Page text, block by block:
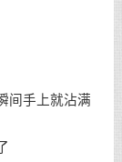
间手上就沾满